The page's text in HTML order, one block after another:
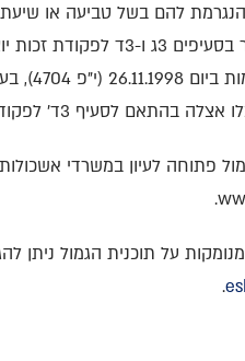
הנגרמת להם בשל טביעה או
זכות יוצרים (להלן: "
בהתאם לסעיף 3ד' לפקודה.
פתוחה לעיון במשרדי
תוכנית הגמול ניתן להגיש עד יום א' ה
.